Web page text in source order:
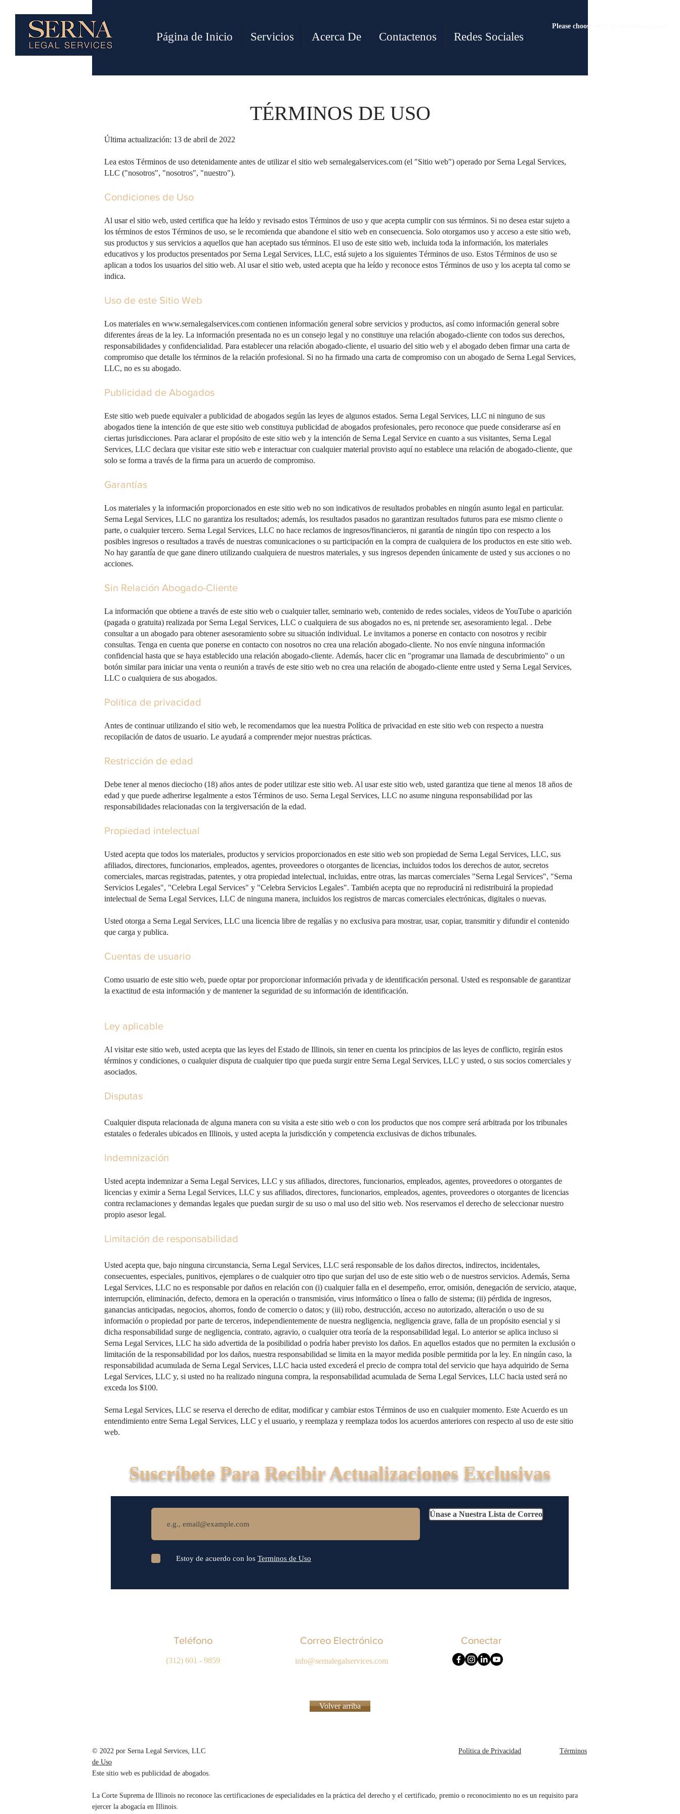
Página de Inicio Servicios Acerca De Contactenos Redes Sociales
Please choose your preferred language
TÉRMINOS DE USO
Última actualización: 13 de abril de 2022
Lea estos Términos de uso detenidamente antes de utilizar el sitio web sernalegalservices.com (el "Sitio web") operado por Serna Legal Services,
LLC ("nosotros", "nosotros", "nuestro").
Condiciones de Uso
Al usar el sitio web, usted certifica que ha leído y revisado estos Términos de uso y que acepta cumplir con sus términos. Si no desea estar sujeto a
los términos de estos Términos de uso, se le recomienda que abandone el sitio web en consecuencia. Solo otorgamos uso y acceso a este sitio web,
sus productos y sus servicios a aquellos que han aceptado sus términos. El uso de este sitio web, incluida toda la información, los materiales
educativos y los productos presentados por Serna Legal Services, LLC, está sujeto a los siguientes Términos de uso. Estos Términos de uso se
aplican a todos los usuarios del sitio web. Al usar el sitio web, usted acepta que ha leído y reconoce estos Términos de uso y los acepta tal como se
indica.
Uso de este Sitio Web
Los materiales en www.sernalegalservices.com contienen información general sobre servicios y productos, así como información general sobre
diferentes áreas de la ley. La información presentada no es un consejo legal y no constituye una relación abogado-cliente con todos sus derechos,
responsabilidades y confidencialidad. Para establecer una relación abogado-cliente, el usuario del sitio web y el abogado deben firmar una carta de
compromiso que detalle los términos de la relación profesional. Si no ha firmado una carta de compromiso con un abogado de Serna Legal Services,
LLC, no es su abogado.
Publicidad de Abogados
Este sitio web puede equivaler a publicidad de abogados según las leyes de algunos estados. Serna Legal Services, LLC ni ninguno de sus
abogados tiene la intención de que este sitio web constituya publicidad de abogados profesionales, pero reconoce que puede considerarse así en
ciertas jurisdicciones. Para aclarar el propósito de este sitio web y la intención de Serna Legal Service en cuanto a sus visitantes, Serna Legal
Services, LLC declara que visitar este sitio web e interactuar con cualquier material provisto aquí no establece una relación de abogado-cliente, que
solo se forma a través de la firma para un acuerdo de compromiso.
Garantías
Los materiales y la información proporcionados en este sitio web no son indicativos de resultados probables en ningún asunto legal en particular.
Serna Legal Services, LLC no garantiza los resultados; además, los resultados pasados ​​no garantizan resultados futuros para ese mismo cliente o
parte, o cualquier tercero. Serna Legal Services, LLC no hace reclamos de ingresos/financieros, ni garantía de ningún tipo con respecto a los
posibles ingresos o resultados a través de nuestras comunicaciones o su participación en la compra de cualquiera de los productos en este sitio web.
No hay garantía de que gane dinero utilizando cualquiera de nuestros materiales, y sus ingresos dependen únicamente de usted y sus acciones o no
acciones.
Sin Relación Abogado-Cliente
La información que obtiene a través de este sitio web o cualquier taller, seminario web, contenido de redes sociales, videos de YouTube o aparición
(pagada o gratuita) realizada por Serna Legal Services, LLC o cualquiera de sus abogados no es, ni pretende ser, asesoramiento legal. . Debe
consultar a un abogado para obtener asesoramiento sobre su situación individual. Le invitamos a ponerse en contacto con nosotros y recibir
consultas. Tenga en cuenta que ponerse en contacto con nosotros no crea una relación abogado-cliente. No nos envíe ninguna información
confidencial hasta que se haya establecido una relación abogado-cliente. Además, hacer clic en "programar una llamada de descubrimiento" o un
botón similar para iniciar una venta o reunión a través de este sitio web no crea una relación de abogado-cliente entre usted y Serna Legal Services,
LLC o cualquiera de sus abogados.
Política de privacidad
Antes de continuar utilizando el sitio web, le recomendamos que lea nuestra Política de privacidad en este sitio web con respecto a nuestra
recopilación de datos de usuario. Le ayudará a comprender mejor nuestras prácticas.
Restricción de edad
Debe tener al menos dieciocho (18) años antes de poder utilizar este sitio web. Al usar este sitio web, usted garantiza que tiene al menos 18 años de
edad y que puede adherirse legalmente a estos Términos de uso. Serna Legal Services, LLC no asume ninguna responsabilidad por las
responsabilidades relacionadas con la tergiversación de la edad.
Propiedad intelectual
Usted acepta que todos los materiales, productos y servicios proporcionados en este sitio web son propiedad de Serna Legal Services, LLC, sus
afiliados, directores, funcionarios, empleados, agentes, proveedores o otorgantes de licencias, incluidos todos los derechos de autor, secretos
comerciales, marcas registradas, patentes, y otra propiedad intelectual, incluidas, entre otras, las marcas comerciales "Serna Legal Services", "Serna
Servicios Legales", "Celebra Legal Services" y "Celebra Servicios Legales". También acepta que no reproducirá ni redistribuirá la propiedad
intelectual de Serna Legal Services, LLC de ninguna manera, incluidos los registros de marcas comerciales electrónicas, digitales o nuevas.
Usted otorga a Serna Legal Services, LLC una licencia libre de regalías y no exclusiva para mostrar, usar, copiar, transmitir y difundir el contenido
que carga y publica.
Cuentas de usuario
Como usuario de este sitio web, puede optar por proporcionar información privada y de identificación personal. Usted es responsable de garantizar
la exactitud de esta información y de mantener la seguridad de su información de identificación.
Ley aplicable
Al visitar este sitio web, usted acepta que las leyes del Estado de Illinois, sin tener en cuenta los principios de las leyes de conflicto, regirán estos
términos y condiciones, o cualquier disputa de cualquier tipo que pueda surgir entre Serna Legal Services, LLC y usted, o sus socios comerciales y
asociados.
Disputas
Cualquier disputa relacionada de alguna manera con su visita a este sitio web o con los productos que nos compre será arbitrada por los tribunales
estatales o federales ubicados en Illinois, y usted acepta la jurisdicción y competencia exclusivas de dichos tribunales.
Indemnización
Usted acepta indemnizar a Serna Legal Services, LLC y sus afiliados, directores, funcionarios, empleados, agentes, proveedores o otorgantes de
licencias y eximir a Serna Legal Services, LLC y sus afiliados, directores, funcionarios, empleados, agentes, proveedores o otorgantes de licencias
contra reclamaciones y demandas legales que puedan surgir de su uso o mal uso del sitio web. Nos reservamos el derecho de seleccionar nuestro
propio asesor legal.
Limitación de responsabilidad
​Usted acepta que, bajo ninguna circunstancia, Serna Legal Services, LLC será responsable de los daños directos, indirectos, incidentales,
consecuentes, especiales, punitivos, ejemplares o de cualquier otro tipo que surjan del uso de este sitio web o de nuestros servicios. Además, Serna
Legal Services, LLC no es responsable por daños en relación con (i) cualquier falla en el desempeño, error, omisión, denegación de servicio, ataque,
interrupción, eliminación, defecto, demora en la operación o transmisión, virus informático o línea o fallo de sistema; (ii) pérdida de ingresos,
ganancias anticipadas, negocios, ahorros, fondo de comercio o datos; y (iii) robo, destrucción, acceso no autorizado, alteración o uso de su
información o propiedad por parte de terceros, independientemente de nuestra negligencia, negligencia grave, falla de un propósito esencial y si
dicha responsabilidad surge de negligencia, contrato, agravio, o cualquier otra teoría de la responsabilidad legal. Lo anterior se aplica incluso si
Serna Legal Services, LLC ha sido advertida de la posibilidad o podría haber previsto los daños. En aquellos estados que no permiten la exclusión o
limitación de la responsabilidad por los daños, nuestra responsabilidad se limita en la mayor medida posible permitida por la ley. En ningún caso, la
responsabilidad acumulada de Serna Legal Services, LLC hacia usted excederá el precio de compra total del servicio que haya adquirido de Serna
Legal Services, LLC y, si usted no ha realizado ninguna compra, la responsabilidad acumulada de Serna Legal Services, LLC hacia usted será no
exceda los $100.
Serna Legal Services, LLC se reserva el derecho de editar, modificar y cambiar estos Términos de uso en cualquier momento. Este Acuerdo es un
entendimiento entre Serna Legal Services, LLC y el usuario, y reemplaza y reemplaza todos los acuerdos anteriores con respecto al uso de este sitio
web.
Suscríbete Para Recibir Actualizaciones Exclusivas
Únase a Nuestra Lista de Correo
Estoy de acuerdo con los Terminos de Uso
Teléfono
(312) 601 - 9859
Correo Electrónico
info@sernalegalservices.com
Conectar
Volver arriba
© 2022 por Serna Legal Services, LLC Política de Privacidad
Términos
de Uso
Este sitio web es publicidad de abogados.
La Corte Suprema de Illinois no reconoce las certificaciones de especialidades en la práctica del derecho y el certificado, premio o reconocimiento no es un requisito para
ejercer la abogacía en Illinois.